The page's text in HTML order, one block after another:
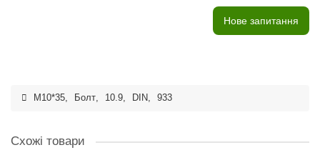
Нове запитання
M10*35, Болт, 10.9, DIN, 933
Схожі товари